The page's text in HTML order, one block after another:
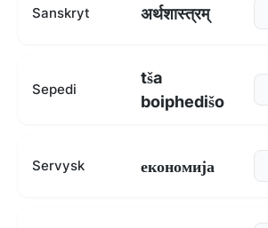
Sanskryt अर्थशास्त्रम्
Sepedi
tša
boiphedišo
Servysk економија